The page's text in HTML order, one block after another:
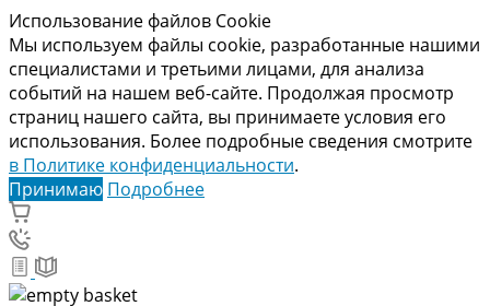
Использование файлов Cookie
Мы используем файлы cookie, разработанные нашими
специалистами и третьими лицами, для анализа
событий на нашем веб-сайте. Продолжая просмотр
страниц нашего сайта, вы принимаете условия его
использования. Более подробные сведения смотрите
в Политике конфиденциальности.
Принимаю Подробнее